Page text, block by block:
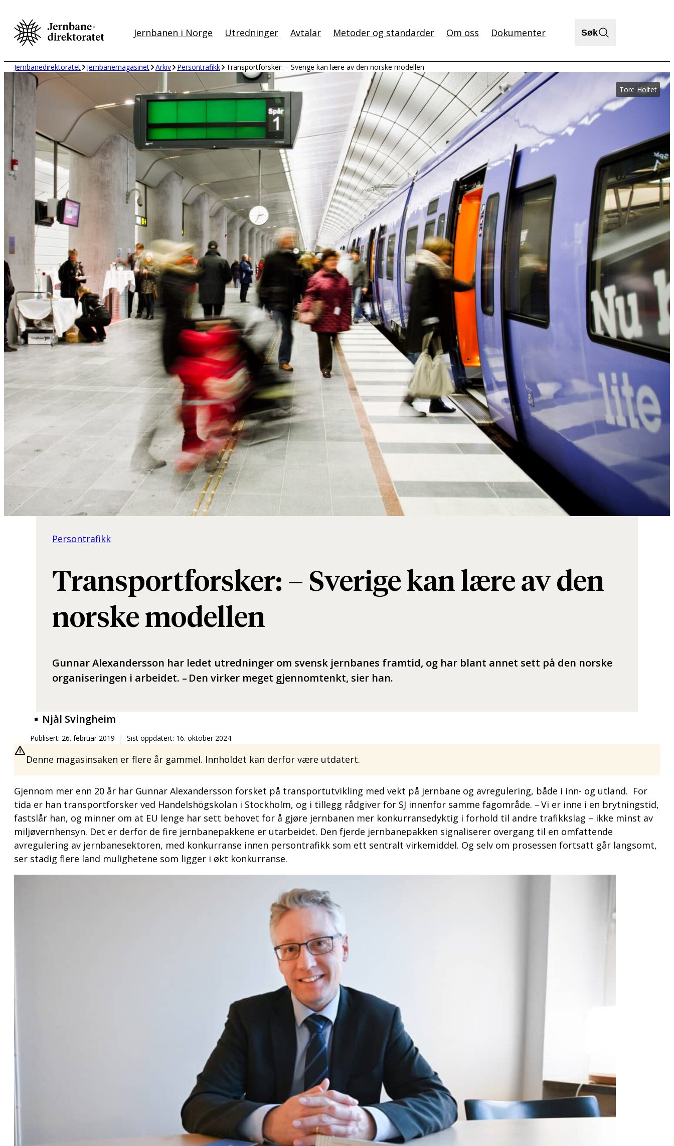
innhold
Jernbanen i Norge Utredninger Avtalar Metoder og standarder Om oss Dokumenter Søk
Jernbanedirektoratet Jernbanemagasinet Arkiv Persontrafikk Transportforsker: – Sverige kan lære av den norske modellen
Persontrafikk
Transportforsker: – Sverige kan lære av den
norske modellen
Gunnar Alexandersson har ledet utredninger om svensk jernbanes framtid, og har blant annet sett på den norske
organiseringen i arbeidet. – Den virker meget gjennomtenkt, sier han.
Tore Holtet
Njål Svingheim
Publisert: 26. februar 2019 Sist oppdatert: 16. oktober 2024
Denne magasinsaken er flere år gammel. Innholdet kan derfor være utdatert.
Gjennom mer enn 20 år har Gunnar Alexandersson forsket på transportutvikling med vekt på jernbane og avregulering, både i inn- og utland. For
tida er han transportforsker ved Handelshögskolan i Stockholm, og i tillegg rådgiver for SJ innenfor samme fagområde. – Vi er inne i en brytningstid,
fastslår han, og minner om at EU lenge har sett behovet for å gjøre jernbanen mer konkurransedyktig i forhold til andre trafikkslag – ikke minst av
miljøvernhensyn. Det er derfor de fire jernbanepakkene er utarbeidet. Den fjerde jernbanepakken signaliserer overgang til en omfattende
avregulering av jernbanesektoren, med konkurranse innen persontrafikk som ett sentralt virkemiddel. Og selv om prosessen fortsatt går langsomt,
ser stadig flere land mulighetene som ligger i økt konkurranse.